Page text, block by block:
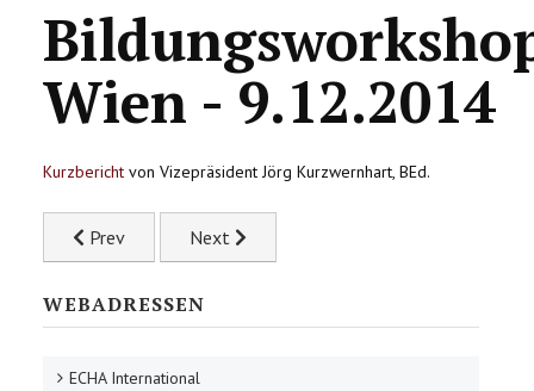
AKTIVITÄTEN
LITERATUREMPFEHLUNGEN
KONTAKT
Wien - 9.12.2014
Kurzbericht von Vizepräsident Jörg Kurzwernhart, BEd.
Previous article: Echa Lehrgang OÖ
Prev Next article: Charlotte Bühler Institut -
Next
WEBADRESSEN
ECHA International